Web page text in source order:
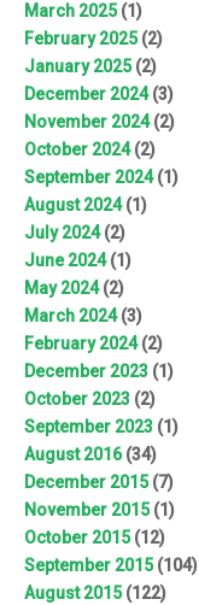
March 2025(1)
February 2025(2)
January 2025(2)
December 2024(3)
November 2024(2)
October 2024(2)
September 2024(1)
August 2024(1)
July 2024(2)
June 2024(1)
May 2024(2)
March 2024(3)
February 2024(2)
December 2023 (1)
October 2023 (2)
September 2023 (1)
August 2016(34)
December 2015(7)
November 2015(1)
October 2015(12)
September 2015(104)
August 2015(122)